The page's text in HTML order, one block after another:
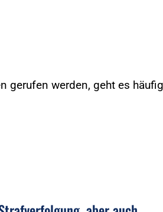
gerufen werden, geht es